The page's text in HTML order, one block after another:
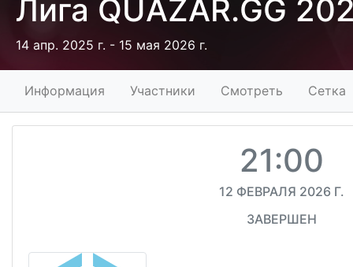
Лига QUAZAR.GG
14 апр. 2025 г. - 15 мая 2026 г.
Информация Участники Смотреть Сетка
21:00
12 ФЕВРАЛЯ 2026 Г.
ЗАВЕРШЕН